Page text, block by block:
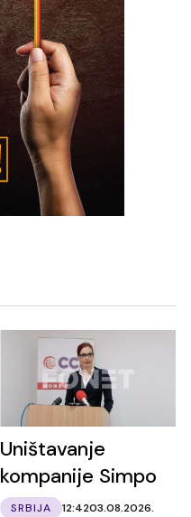
Uništavanje
kompanije Simpo
SRBIJA 12:4203.08.2026.